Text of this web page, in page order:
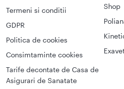
Termeni si conditii
GDPR
Politica de cookies
Consimtaminte cookies
Tarife decontate de Casa de
Asigurari de Sanatate
Shop